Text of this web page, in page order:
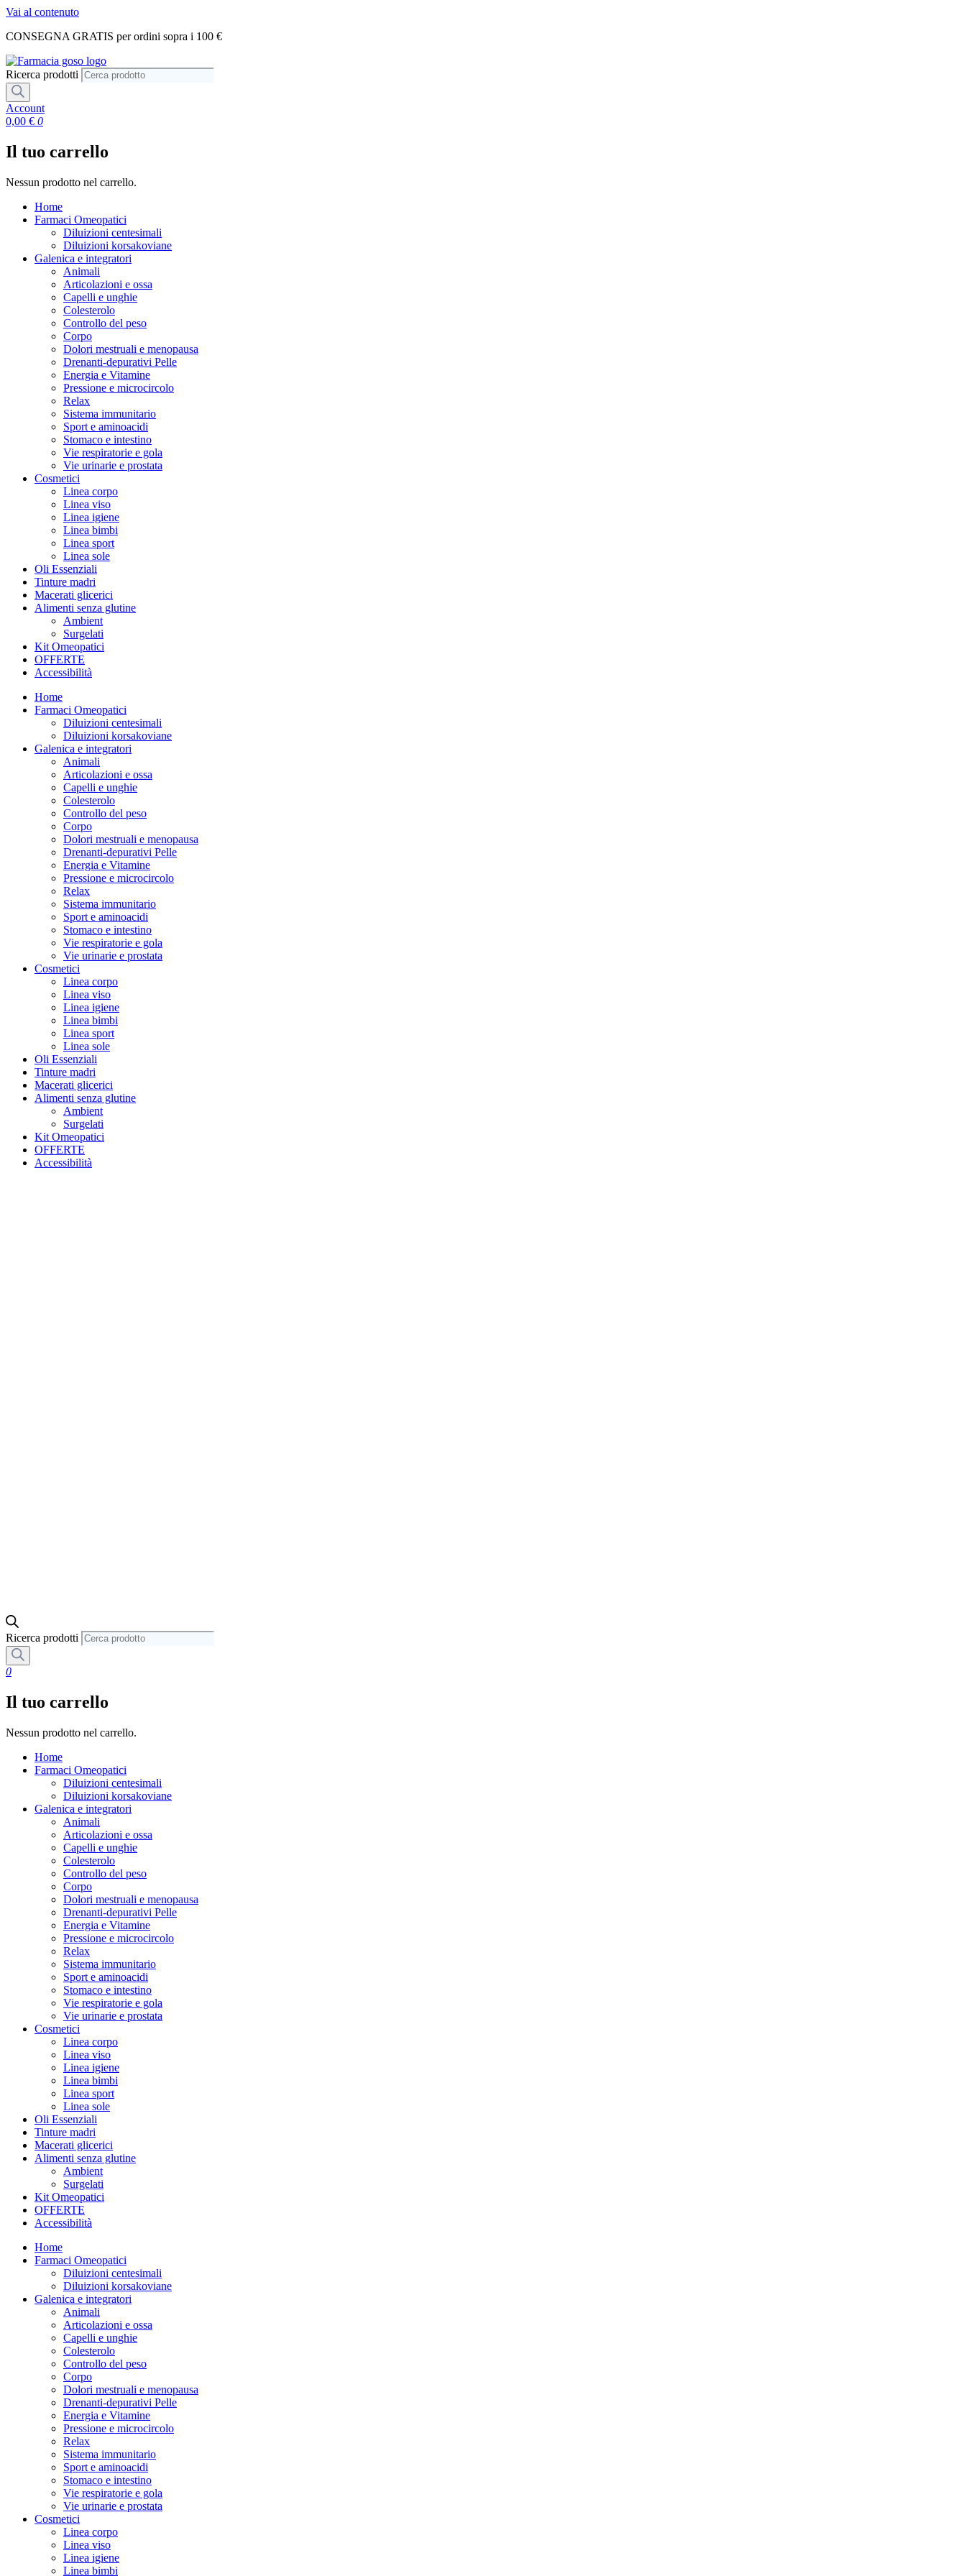
Vai al contenuto
CONSEGNA GRATIS per ordini sopra i 100 €
Ricerca prodotti
Account
0,00 € 0
Il tuo carrello
Nessun prodotto nel carrello.
Home
Farmaci Omeopatici
Diluizioni centesimali
Diluizioni korsakoviane
Galenica e integratori
Animali
Articolazioni e ossa
Capelli e unghie
Colesterolo
Controllo del peso
Corpo
Dolori mestruali e menopausa
Drenanti-depurativi Pelle
Energia e Vitamine
Pressione e microcircolo
Relax
Sistema immunitario
Sport e aminoacidi
Stomaco e intestino
Vie respiratorie e gola
Vie urinarie e prostata
Cosmetici
Linea corpo
Linea viso
Linea igiene
Linea bimbi
Linea sport
Linea sole
Oli Essenziali
Tinture madri
Macerati glicerici
Alimenti senza glutine
Ambient
Surgelati
Kit Omeopatici
OFFERTE
Accessibilità
Home
Farmaci Omeopatici
Diluizioni centesimali
Diluizioni korsakoviane
Galenica e integratori
Animali
Articolazioni e ossa
Capelli e unghie
Colesterolo
Controllo del peso
Corpo
Dolori mestruali e menopausa
Drenanti-depurativi Pelle
Energia e Vitamine
Pressione e microcircolo
Relax
Sistema immunitario
Sport e aminoacidi
Stomaco e intestino
Vie respiratorie e gola
Vie urinarie e prostata
Cosmetici
Linea corpo
Linea viso
Linea igiene
Linea bimbi
Linea sport
Linea sole
Oli Essenziali
Tinture madri
Macerati glicerici
Alimenti senza glutine
Ambient
Surgelati
Kit Omeopatici
OFFERTE
Accessibilità
Ricerca prodotti
0
Il tuo carrello
Nessun prodotto nel carrello.
Home
Farmaci Omeopatici
Diluizioni centesimali
Diluizioni korsakoviane
Galenica e integratori
Animali
Articolazioni e ossa
Capelli e unghie
Colesterolo
Controllo del peso
Corpo
Dolori mestruali e menopausa
Drenanti-depurativi Pelle
Energia e Vitamine
Pressione e microcircolo
Relax
Sistema immunitario
Sport e aminoacidi
Stomaco e intestino
Vie respiratorie e gola
Vie urinarie e prostata
Cosmetici
Linea corpo
Linea viso
Linea igiene
Linea bimbi
Linea sport
Linea sole
Oli Essenziali
Tinture madri
Macerati glicerici
Alimenti senza glutine
Ambient
Surgelati
Kit Omeopatici
OFFERTE
Accessibilità
Home
Farmaci Omeopatici
Diluizioni centesimali
Diluizioni korsakoviane
Galenica e integratori
Animali
Articolazioni e ossa
Capelli e unghie
Colesterolo
Controllo del peso
Corpo
Dolori mestruali e menopausa
Drenanti-depurativi Pelle
Energia e Vitamine
Pressione e microcircolo
Relax
Sistema immunitario
Sport e aminoacidi
Stomaco e intestino
Vie respiratorie e gola
Vie urinarie e prostata
Cosmetici
Linea corpo
Linea viso
Linea igiene
Linea bimbi